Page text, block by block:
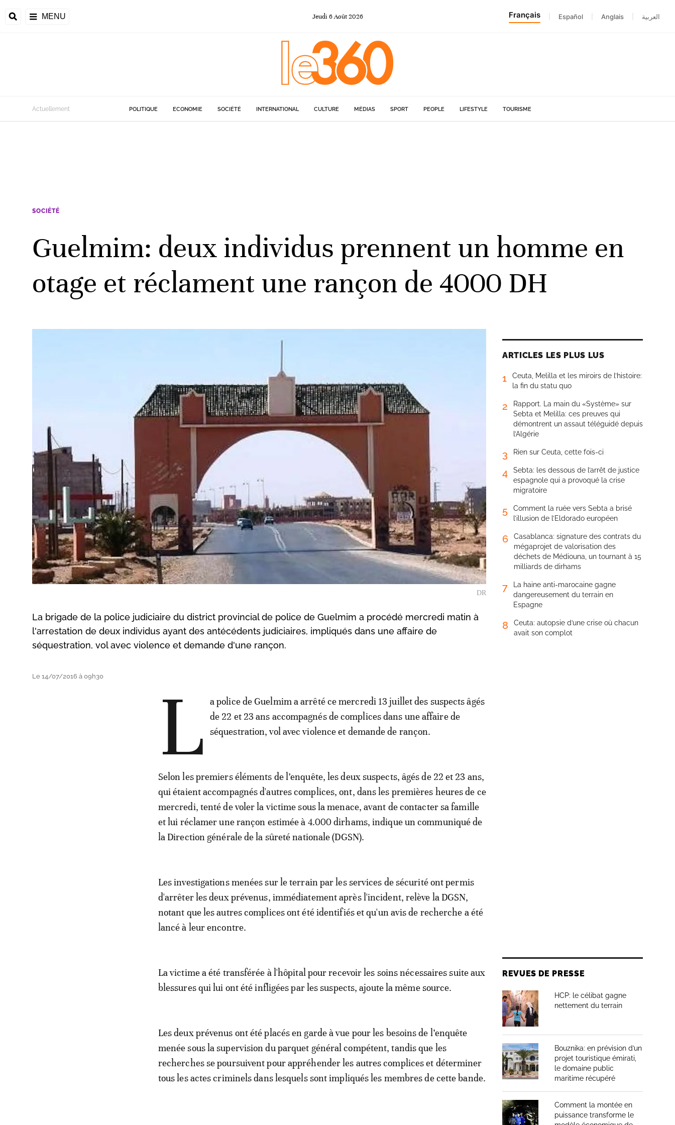
MENU Jeudi 6Août 2026 Français Español Anglais العربية
Actuellement POLITIQUE ECONOMIE SOCIÉTÉ INTERNATIONAL CULTURE MÉDIAS SPORT PEOPLE LIFESTYLE TOURISME
SOCIÉTÉ
Guelmim: deux individus prennent un homme en
otage et réclament une rançon de 4000 DH
DR
La brigade de la police judiciaire du district provincial de police de Guelmim a procédé mercredi matin à
l'arrestation de deux individus ayant des antécédents judiciaires, impliqués dans une affaire de
séquestration, vol avec violence et demande d'une rançon.
Le 14/07/2016 à 09h30 L
a police de Guelmim a arrêté ce mercredi 13 juillet des suspects âgés
de 22 et 23 ans accompagnés de complices dans une affaire de
séquestration, vol avec violence et demande de rançon.
Selon les premiers éléments de l’enquête, les deux suspects, âgés de 22 et 23 ans,
qui étaient accompagnés d'autres complices, ont, dans les premières heures de ce
mercredi, tenté de voler la victime sous la menace, avant de contacter sa famille
et lui réclamer une rançon estimée à 4.000 dirhams, indique un communiqué de
la Direction générale de la sûreté nationale (DGSN).
Les investigations menées sur le terrain par les services de sécurité ont permis
d'arrêter les deux prévenus, immédiatement après l'incident, relève la DGSN,
notant que les autres complices ont été identifiés et qu'un avis de recherche a été
lancé à leur encontre.
La victime a été transférée à l'hôpital pour recevoir les soins nécessaires suite aux
blessures qui lui ont été infligées par les suspects, ajoute la même source.
Les deux prévenus ont été placés en garde à vue pour les besoins de l’enquête
menée sous la supervision du parquet général compétent, tandis que les
recherches se poursuivent pour appréhender les autres complices et déterminer
tous les actes criminels dans lesquels sont impliqués les membres de cette bande.
ARTICLES LES PLUS LUS
1
Ceuta, Melilla et les miroirs de l’histoire:
la fin du statu quo
2
Rapport. La main du «Système» sur
Sebta et Melilla: ces preuves qui
démontrent un assaut téléguidé depuis
l’Algérie
3 Rien sur Ceuta, cette fois-ci
4
Sebta: les dessous de l’arrêt de justice
espagnole qui a provoqué la crise
migratoire
5
Comment la ruée vers Sebta a brisé
l’illusion de l’Eldorado européen
6
Casablanca: signature des contrats du
mégaprojet de valorisation des
déchets de Médiouna, un tournant à 15
milliards de dirhams
7
La haine anti-marocaine gagne
dangereusement du terrain en
Espagne
8
Ceuta: autopsie d’une crise où chacun
avait son complot
REVUES DE PRESSE
HCP: le célibat gagne
nettement du terrain
Bouznika: en prévision d’un
projet touristique émirati,
le domaine public
maritime récupéré
Comment la montée en
puissance transforme le